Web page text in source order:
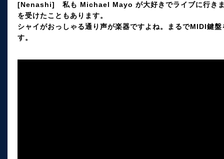
[Nenashi] 私も Michael Mayo が大好きでライブに行きま
を受けたこともあります。
シャイがおっしゃる通り声が楽器ですよね。まるでMIDI鍵
す。